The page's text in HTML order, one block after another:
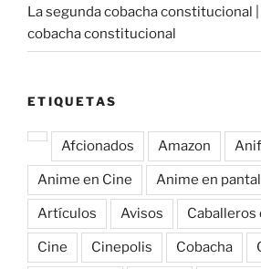
La segunda cobacha constitucional
cobacha constitucional
ETIQUETAS
Afcionados Amazon
Anime en Cine Anime en
Artículos Avisos Caballeros
Cine Cinepolis Cobacha